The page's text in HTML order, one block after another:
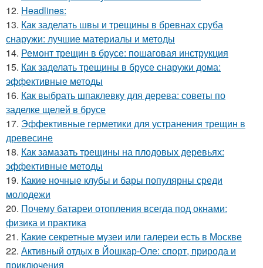
12. Headlines:
13. Как заделать швы и трещины в бревнах сруба
снаружи: лучшие материалы и методы
14. Ремонт трещин в брусе: пошаговая инструкция
15. Как заделать трещины в брусе снаружи дома:
эффективные методы
16. Как выбрать шпаклевку для дерева: советы по
заделке щелей в брусе
17. Эффективные герметики для устранения трещин в
древесине
18. Как замазать трещины на плодовых деревьях:
эффективные методы
19. Какие ночные клубы и бары популярны среди
молодежи
20. Почему батареи отопления всегда под окнами:
физика и практика
21. Какие секретные музеи или галереи есть в Москве
22. Активный отдых в Йошкар-Оле: спорт, природа и
приключения